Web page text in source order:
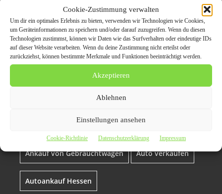
Cookie-Zustimmung verwalten
Um dir ein optimales Erlebnis zu bieten, verwenden wir Technologien wie Cookies,
um Geräteinformationen zu speichern und/oder darauf zuzugreifen. Wenn du diesen
Technologien zustimmst, können wir Daten wie das Surfverhalten oder eindeutige IDs
auf dieser Website verarbeiten. Wenn du deine Zustimmung nicht erteilst oder
zurückziehst, können bestimmte Merkmale und Funktionen beeinträchtigt werden.
Akzeptieren
Ablehnen
Einstellungen ansehen
Cookie-Richtlinie Datenschutzerklärung Impressum
Autoankauf Hessen – Ihr
Spezialist für
Gebrauchtwagen,
Unfallwagen und
Fahrzeuge mit
Motorschaden
Ankauf von Fahrzeugen
Ankauf von Gebrauchtwagen Auto verkaufen
Autoankauf Hessen